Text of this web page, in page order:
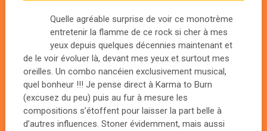
Quelle agréable surprise de voir ce monotrème
entretenir la flamme de ce rock si cher à mes
yeux depuis quelques décennies maintenant et
de le voir évoluer là, devant mes yeux et surtout mes
oreilles. Un combo nancéien exclusivement musical,
quel bonheur !!! Je pense direct à Karma to Burn
(excusez du peu) puis au fur à mesure les
compositions s’étoffent pour laisser la part belle à
d’autres influences. Stoner évidemment, mais aussi